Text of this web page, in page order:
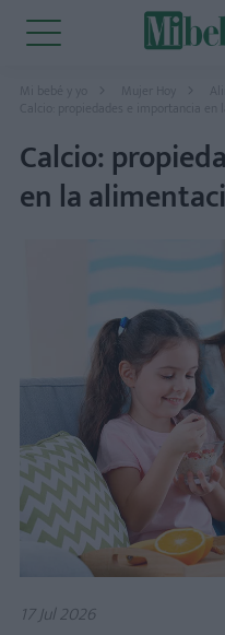
Mi bebé y yo Mujer Hoy
Calcio: propiedades e importancia en
Calcio:
en la
17 Jul 2026